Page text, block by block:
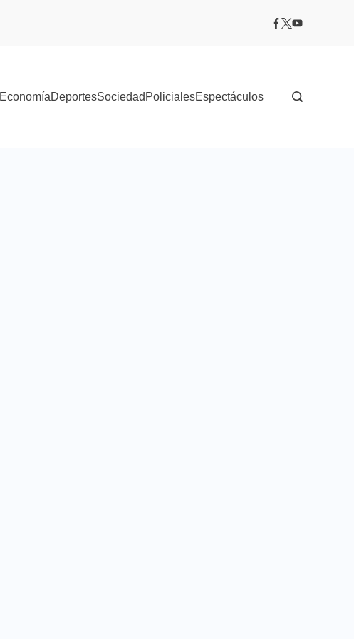
EconomíaDeportesSociedad PolicialesEspectáculos